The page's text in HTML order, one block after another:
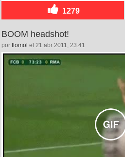
1279
BOOM headshot!
por flomol el 21 abr 2011, 23:41